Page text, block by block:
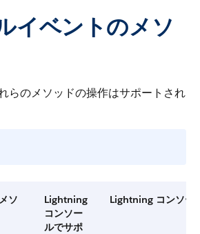
イベントのメソ
らのメソッドの操作はサポートされ
ソ
Lightning
コンソー
ルでサポ
Lightning コンソー